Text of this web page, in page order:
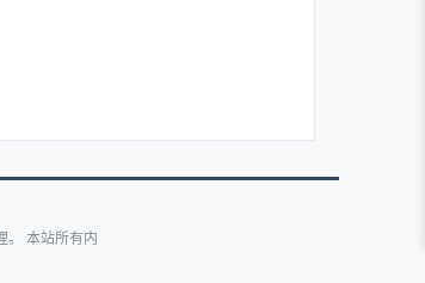
。 本站所有内